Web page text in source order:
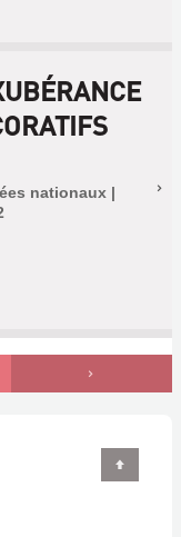
nationaux |